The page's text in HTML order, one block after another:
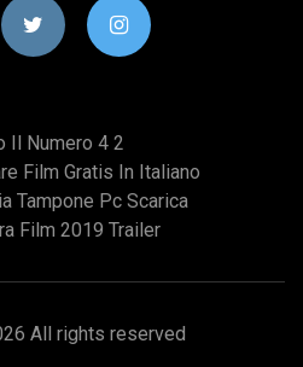
Il Numero 4 2
Film Gratis In Italiano
Tampone Pc Scarica
Film 2019 Trailer
All rights reserved